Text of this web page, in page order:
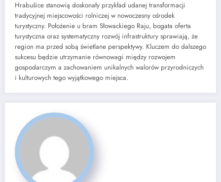
Hrabušice stanowią doskonały przykład udanej transformacji
tradycyjnej miejscowości rolniczej w nowoczesny ośrodek
turystyczny. Położenie u bram Słowackiego Raju, bogata oferta
turystyczna oraz systematyczny rozwój infrastruktury sprawiają, że
region ma przed sobą świetlane perspektywy. Kluczem do dalszego
sukcesu będzie utrzymanie równowagi między rozwojem
gospodarczym a zachowaniem unikalnych walorów przyrodniczych
i kulturowych tego wyjątkowego miejsca.